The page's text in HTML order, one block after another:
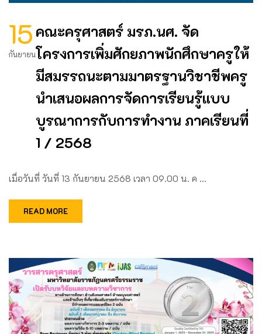
15
กันยายน
คณะครุศาสตร์ มรภ.นศ. จัด
โครงการเพิ่มศักยภาพนักศึกษาครูให้
มีสมรรถนะตามมาตรฐานวิชาชีพครู
นำเสนอผลการจัดการเรียนรู้แบบ
บูรณาการกับการทำงาน ภาคเรียนที่
1 / 2568
เมื่อวันที่ วันที่ 13 กันยายน 2568 เวลา 09.00 น. ค …
READ MORE